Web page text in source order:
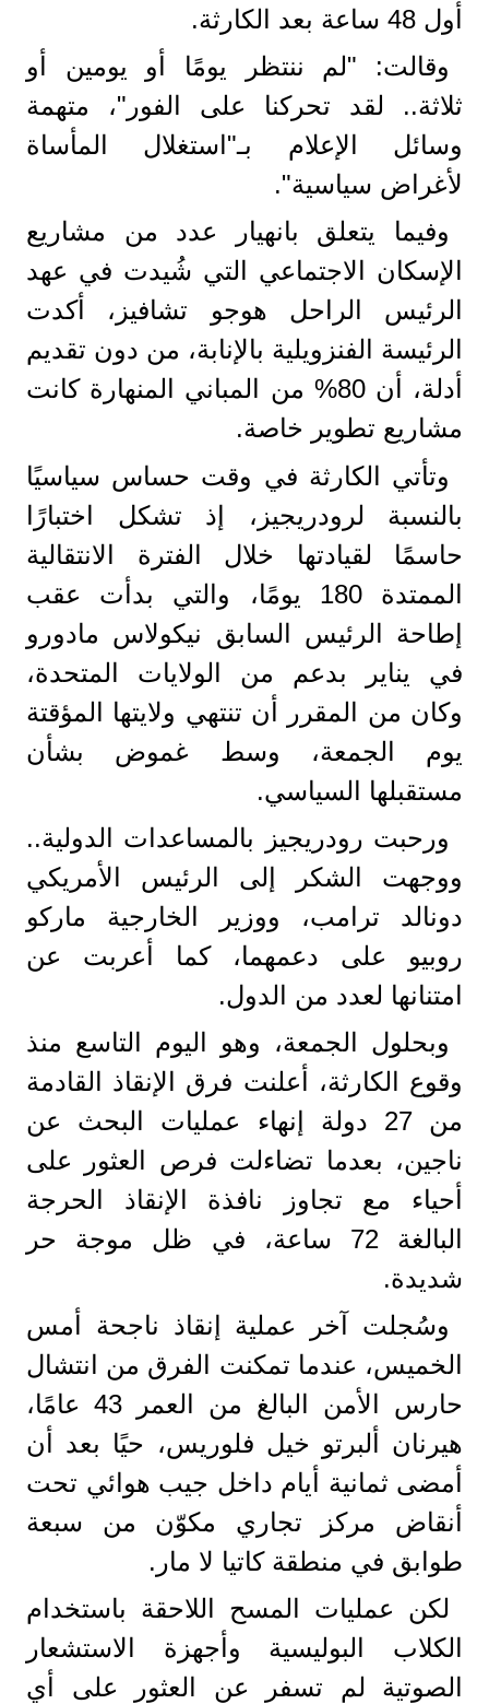
أول 48 ساعة بعد الكارثة.
وقالت: "لم ننتظر يومًا أو يومين أو
ثلاثة.. لقد تحركنا على الفور"، متهمة
وسائل الإعلام بـ"استغلال المأساة
لأغراض سياسية".
وفيما يتعلق بانهيار عدد من مشاريع
الإسكان الاجتماعي التي شُيدت في عهد
الرئيس الراحل هوجو تشافيز، أكدت
الرئيسة الفنزويلية بالإنابة، من دون تقديم
أدلة، أن 80% من المباني المنهارة كانت
مشاريع تطوير خاصة.
وتأتي الكارثة في وقت حساس سياسيًا
بالنسبة لرودريجيز، إذ تشكل اختبارًا
حاسمًا لقيادتها خلال الفترة الانتقالية
الممتدة 180 يومًا، والتي بدأت عقب
إطاحة الرئيس السابق نيكولاس مادورو
في يناير بدعم من الولايات المتحدة،
وكان من المقرر أن تنتهي ولايتها المؤقتة
يوم الجمعة، وسط غموض بشأن
مستقبلها السياسي.
ورحبت رودريجيز بالمساعدات الدولية..
ووجهت الشكر إلى الرئيس الأمريكي
دونالد ترامب، ووزير الخارجية ماركو
روبيو على دعمهما، كما أعربت عن
امتنانها لعدد من الدول.
وبحلول الجمعة، وهو اليوم التاسع منذ
وقوع الكارثة، أعلنت فرق الإنقاذ القادمة
من 27 دولة إنهاء عمليات البحث عن
ناجين، بعدما تضاءلت فرص العثور على
أحياء مع تجاوز نافذة الإنقاذ الحرجة
البالغة 72 ساعة، في ظل موجة حر
شديدة.
وسُجلت آخر عملية إنقاذ ناجحة أمس
الخميس، عندما تمكنت الفرق من انتشال
حارس الأمن البالغ من العمر 43 عامًا،
هيرنان ألبرتو خيل فلوريس، حيًا بعد أن
أمضى ثمانية أيام داخل جيب هوائي تحت
أنقاض مركز تجاري مكوّن من سبعة
طوابق في منطقة كاتيا لا مار.
لكن عمليات المسح اللاحقة باستخدام
الكلاب البوليسية وأجهزة الاستشعار
الصوتية لم تسفر عن العثور على أي